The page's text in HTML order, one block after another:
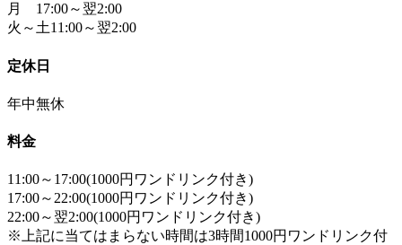
月 17:00～翌2:00
火～土11:00～翌2:00
定休日
年中無休
料金
11:00～17:00(1000円ワンドリンク付き)
17:00～22:00(1000円ワンドリンク付き)
22:00～翌2:00(1000円ワンドリンク付き)
※上記に当てはまらない時間は3時間1000円ワンドリンク付